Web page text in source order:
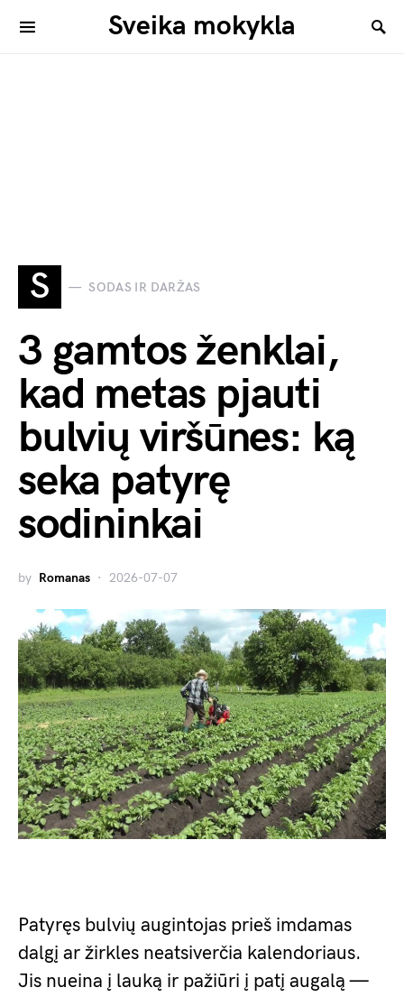
Sveika mokykla
S SODAS IR DARŽAS
3 gamtos ženklai,
kad metas pjauti
bulvių viršūnes: ką
seka patyrę
sodininkai
by Romanas 2026-07-07
Patyręs bulvių augintojas prieš imdamas
dalgį ar žirkles neatsiverčia kalendoriaus.
Jis nueina į lauką ir pažiūri į patį augalą —